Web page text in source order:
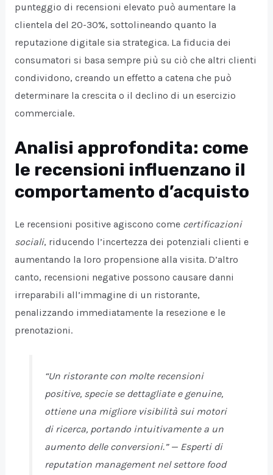
punteggio di recensioni elevato può aumentare la
clientela del 20-30%, sottolineando quanto la
reputazione digitale sia strategica. La fiducia dei
consumatori si basa sempre più su ciò che altri clienti
condividono, creando un effetto a catena che può
determinare la crescita o il declino di un esercizio
commerciale.
Analisi approfondita: come
le recensioni influenzano il
comportamento d’acquisto
Le recensioni positive agiscono come certificazioni
sociali, riducendo l’incertezza dei potenziali clienti e
aumentando la loro propensione alla visita. D’altro
canto, recensioni negative possono causare danni
irreparabili all’immagine di un ristorante,
penalizzando immediatamente la resezione e le
prenotazioni.
“Un ristorante con molte recensioni
positive, specie se dettagliate e genuine,
ottiene una migliore visibilità sui motori
di ricerca, portando intuitivamente a un
aumento delle conversioni.” — Esperti di
reputation management nel settore food